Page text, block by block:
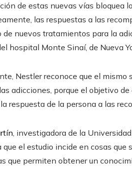
de estas nuevas vías bloquea
las respuestas a las
de nuevos tratamientos para la
hospital Monte Sinaí, de Nueva
Nestler reconoce que el
adicciones, porque el objetivo
respuesta de la persona a las
, investigadora de la
que el estudio incide en cosas
que permiten obtener un